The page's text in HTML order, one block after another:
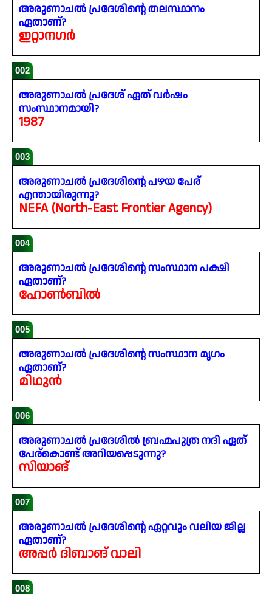
അരുണാചൽ പ്രദേശിന്റെ തലസ്ഥാനം
ഏതാണ്?
ഇറ്റാനഗർ
002
അരുണാചൽ പ്രദേശ് ഏത് വർഷം
സംസ്ഥാനമായി?
1987
003
അരുണാചൽ പ്രദേശിന്റെ പഴയ പേര്
എന്തായിരുന്നു?
NEFA (North-East Frontier Agency)
004
അരുണാചൽ പ്രദേശിന്റെ സംസ്ഥാന പക്ഷി
ഏതാണ്?
ഹോൺബിൽ
005
അരുണാചൽ പ്രദേശിന്റെ സംസ്ഥാന മൃഗം
ഏതാണ്?
മിഥുൻ
006
അരുണാചൽ പ്രദേശിൽ ബ്രഹ്മപുത്ര നദി ഏത്
പേര്‌കൊണ്ട് അറിയപ്പെടുന്നു?
സിയാങ്
007
അരുണാചൽ പ്രദേശിന്റെ ഏറ്റവും വലിയ ജില്ല
ഏതാണ്?
അപ്പർ ദിബാങ് വാലി
008